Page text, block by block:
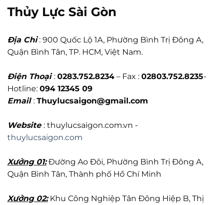
Thủy Lực Sài Gòn
Địa Chỉ: 900 Quốc Lộ 1A, Phường Bình Trị Đông A,
Quận Bình Tân, TP. HCM, Việt Nam.
Điện Thoại : 0283.752.8234 – Fax : 02803.752.8235-
Hotline: 094 12345 09
Email : Thuylucsaigon@gmail.com
Website : thuylucsaigon.com.vn -
thuylucsaigon.com
Xưởng 01:Đường Ao Đôi, Phường Bình Trị Đông A,
Quận Bình Tân, Thành phố Hồ Chí Minh
Xưởng 02:Khu Công Nghiệp Tân Đông Hiệp B, Thị